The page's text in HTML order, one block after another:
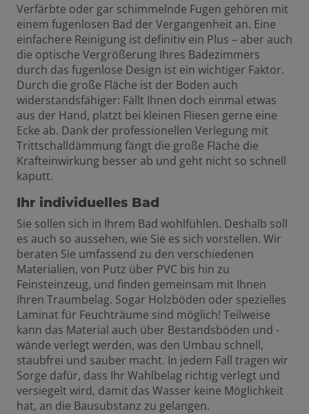
Verfärbte oder gar schimmelnde Fugen gehören mit
einem fugenlosen Bad der Vergangenheit an. Eine
einfachere Reinigung ist definitiv ein Plus – aber auch
die optische Vergrößerung Ihres Badezimmers
durch das fugenlose Design ist ein wichtiger Faktor.
Durch die große Fläche ist der Boden auch
widerstandsfähiger: Fällt Ihnen doch einmal etwas
aus der Hand, platzt bei kleinen Fliesen gerne eine
Ecke ab. Dank der professionellen Verlegung mit
Trittschalldämmung fängt die große Fläche die
Krafteinwirkung besser ab und geht nicht so schnell
kaputt.
Ihr individuelles Bad
Sie sollen sich in Ihrem Bad wohlfühlen. Deshalb soll
es auch so aussehen, wie Sie es sich vorstellen. Wir
beraten Sie umfassend zu den verschiedenen
Materialien, von Putz über PVC bis hin zu
Feinsteinzeug, und finden gemeinsam mit Ihnen
Ihren Traumbelag. Sogar Holzböden oder spezielles
Laminat für Feuchträume sind möglich! Teilweise
kann das Material auch über Bestandsböden und -
wände verlegt werden, was den Umbau schnell,
staubfrei und sauber macht. In jedem Fall tragen wir
Sorge dafür, dass Ihr Wahlbelag richtig verlegt und
versiegelt wird, damit das Wasser keine Möglichkeit
hat, an die Bausubstanz zu gelangen.